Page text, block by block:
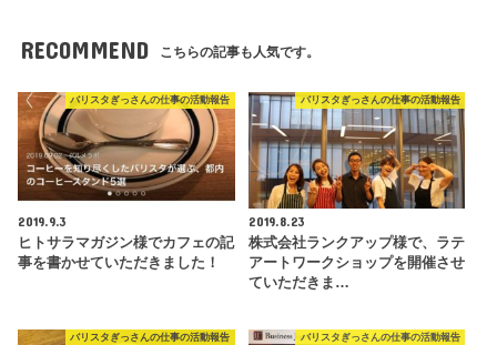
RECOMMEND こちらの記事も人気です。
バリスタぎっさんの仕事の活動報告
2019.9.3
ヒトサラマガジン様でカフェの記
事を書かせていただきました！
バリスタぎっさんの仕事の活動報告
2019.8.23
株式会社ランクアップ様で、ラテ
アートワークショップを開催させ
ていただきま…
バリスタぎっさんの仕事の活動報告 バリスタぎっさんの仕事の活動報告